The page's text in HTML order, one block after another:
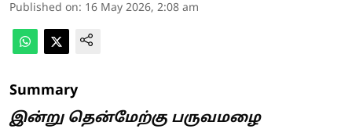
Published on: 16 May 2026, 2:08 am
Summary
இன்று தென்மேற்கு பருவமழை